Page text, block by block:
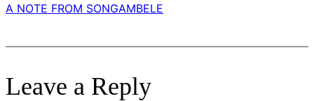
A NOTE FROM SONGAMBELE
Leave a Reply